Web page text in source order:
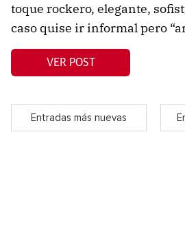
toque rockero, elegante,
caso quise ir informal pero
VER POST
Entradas más nuevas